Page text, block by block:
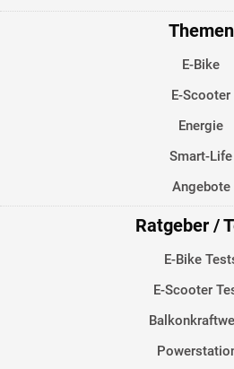
Themen
E-Bike
E-Scooter
Energie
Smart-Life
Angebote
Ratgeber /
E-Bike
E-Scooter